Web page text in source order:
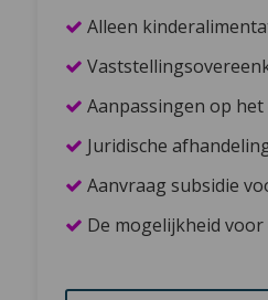
Alleen
Aanpassingen op
Juridische
Aanvraag subsidie
De mogelijkheid